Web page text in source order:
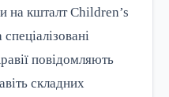
на кшталт Children’s
повідомляють
складних